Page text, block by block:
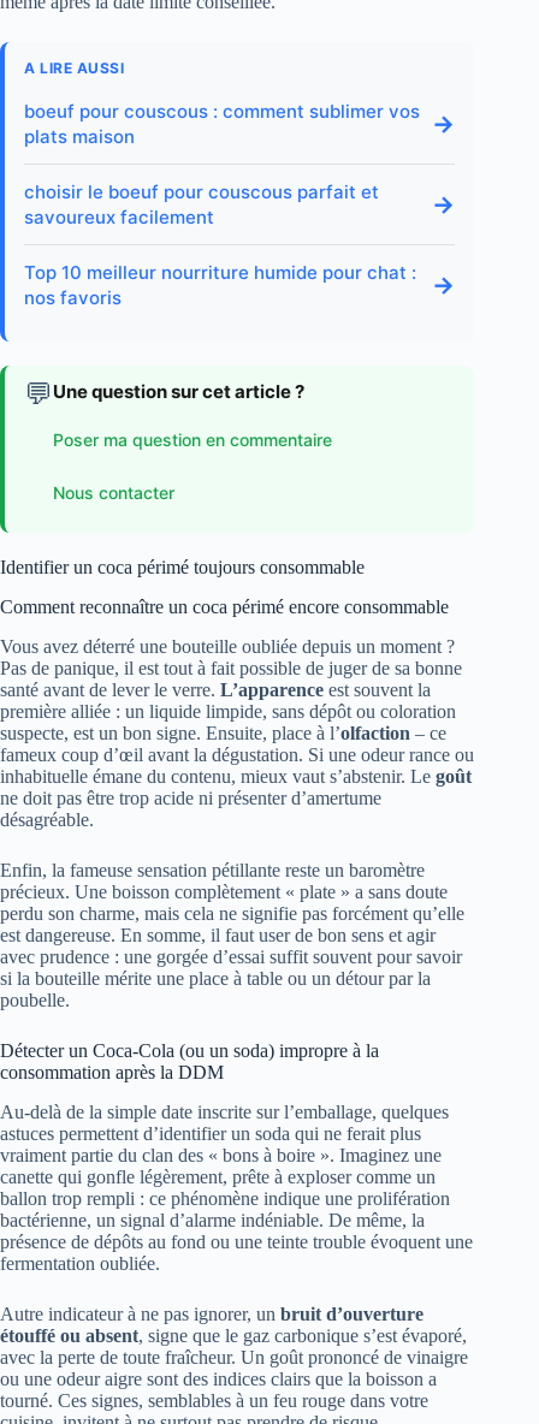
A LIRE AUSSI
boeuf pour couscous : comment sublimer vos
plats maison
→
choisir le boeuf pour couscous parfait et
savoureux facilement
→
Top 10 meilleur nourriture humide pour chat :
nos favoris
→
💬 Une question sur cet article ?
Poser ma question en commentaire
Nous contacter
Identifier un coca périmé toujours consommable
Comment reconnaître un coca périmé encore consommable
Vous avez déterré une bouteille oubliée depuis un moment ?
Pas de panique, il est tout à fait possible de juger de sa bonne
santé avant de lever le verre. L’apparence est souvent la
première alliée : un liquide limpide, sans dépôt ou coloration
suspecte, est un bon signe. Ensuite, place à l’olfaction – ce
fameux coup d’œil avant la dégustation. Si une odeur rance ou
inhabituelle émane du contenu, mieux vaut s’abstenir. Le goût
ne doit pas être trop acide ni présenter d’amertume
désagréable.
Enfin, la fameuse sensation pétillante reste un baromètre
précieux. Une boisson complètement « plate » a sans doute
perdu son charme, mais cela ne signifie pas forcément qu’elle
est dangereuse. En somme, il faut user de bon sens et agir
avec prudence : une gorgée d’essai suffit souvent pour savoir
si la bouteille mérite une place à table ou un détour par la
poubelle.
Détecter un Coca-Cola (ou un soda) impropre à la
consommation après la DDM
Au-delà de la simple date inscrite sur l’emballage, quelques
astuces permettent d’identifier un soda qui ne ferait plus
vraiment partie du clan des « bons à boire ». Imaginez une
canette qui gonfle légèrement, prête à exploser comme un
ballon trop rempli : ce phénomène indique une prolifération
bactérienne, un signal d’alarme indéniable. De même, la
présence de dépôts au fond ou une teinte trouble évoquent une
fermentation oubliée.
Autre indicateur à ne pas ignorer, un bruit d’ouverture
étouffé ou absent, signe que le gaz carbonique s’est évaporé,
avec la perte de toute fraîcheur. Un goût prononcé de vinaigre
ou une odeur aigre sont des indices clairs que la boisson a
tourné. Ces signes, semblables à un feu rouge dans votre